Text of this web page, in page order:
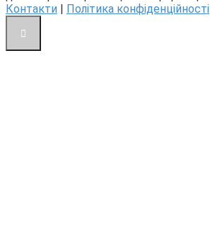
Контакти
Політика конфіденційності